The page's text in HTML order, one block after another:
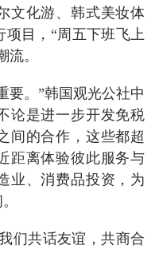
文化游、韩式美妆体
目，“周五下班飞上
。
要。”韩国观光公社中
论是进一步开发免税
间的合作，这些都超
距离体验彼此服务与
业、消费品投资，为
们共话友谊，共商合